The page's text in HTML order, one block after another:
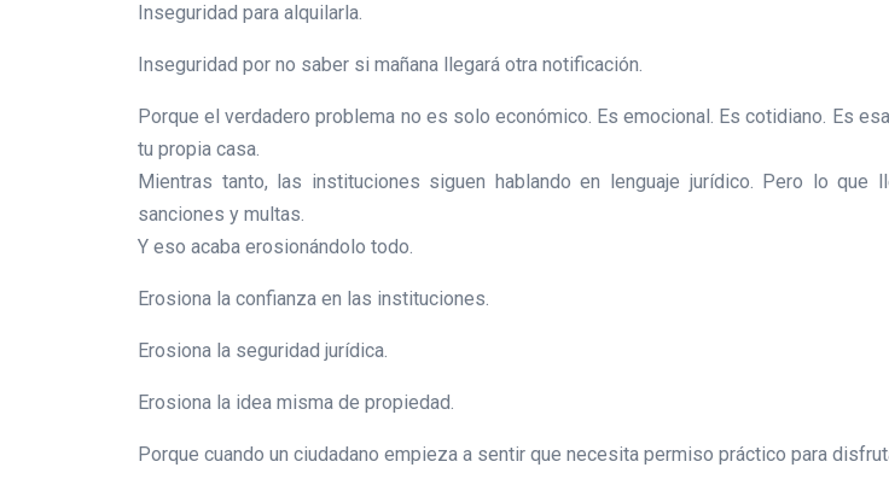
Inseguridad para alquilarla.
Inseguridad por no saber si mañana llegará otra notificación.
Porque el verdadero problema no es solo económico. Es emocional. Es cotidiano. Es
tu propia casa.
Mientras tanto, las instituciones siguen hablando en lenguaje jurídico. Pero lo
sanciones y multas.
Y eso acaba erosionándolo todo.
Erosiona la confianza en las instituciones.
Erosiona la seguridad jurídica.
Erosiona la idea misma de propiedad.
Porque cuando un ciudadano empieza a sentir que necesita permiso práctico para